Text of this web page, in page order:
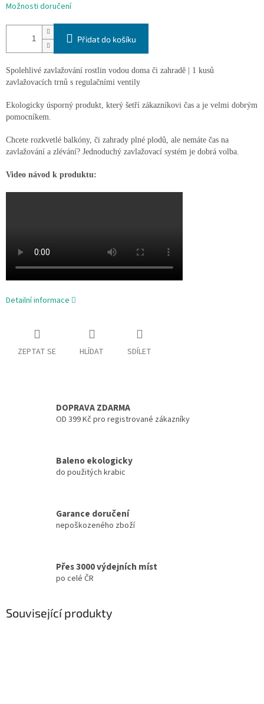
Možnosti doručení
Přidat do košíku
Spolehlivé zavlažování rostlin vodou doma či zahradě | 1 kusů
zavlažovacích trnů s regulačními ventily
Ekologicky úsporný produkt, který šetří zákazníkovi čas a je velmi dobrým
pomocníkem.
Chcete rozkvetlé balkóny, či zahrady plné plodů, ale nemáte čas na
zavlažování a zlévání? Jednoduchý zavlažovací systém je dobrá volba.
Video návod k produktu:
Detailní informace
ZEPTAT SE HLÍDAT SDÍLET
DOPRAVA ZDARMA
OD 399 Kč pro registrované zákazníky
Baleno ekologicky
do použitých krabic
Garance doručení
nepoškozeného zboží
Přes 3000 výdejních míst
po celé ČR
Související produkty